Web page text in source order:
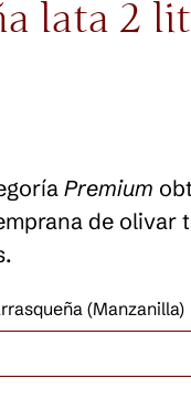
lata 2
Premium
de olivar
(Manzanilla)